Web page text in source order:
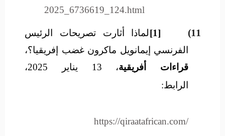
2025_6736619_124.html
11)
[1]لماذا أثارت تصريحات الرئيس
الفرنسي إيمانويل ماكرون غضب إفريقيا؟،
قراءات أفريقية، 13 يناير 2025،
الرابط:
https://qiraatafrican.com/